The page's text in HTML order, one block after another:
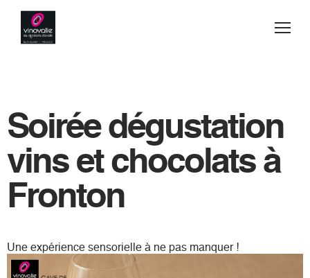
Visiter
Soirée dégustation
vins et chocolats à
Fronton
Une expérience sensorielle à ne pas manquer !